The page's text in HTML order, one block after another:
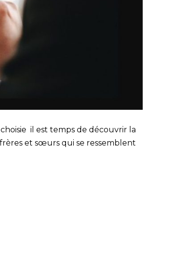
il est temps de découvrir la
et sœurs qui se ressemblent